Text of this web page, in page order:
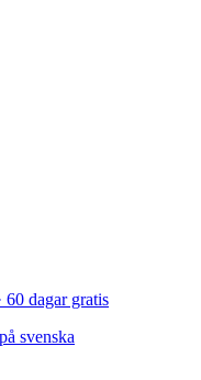
60 dagar gratis
svenska